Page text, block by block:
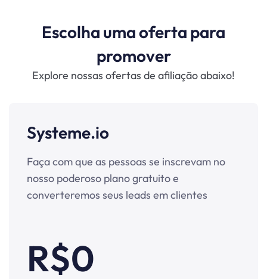
Escolha uma oferta para
promover
Explore nossas ofertas de afiliação abaixo!
Systeme.io
Faça com que as pessoas se inscrevam no
nosso poderoso plano gratuito e
converteremos seus leads em clientes
R$0